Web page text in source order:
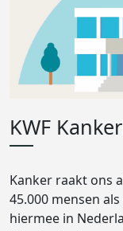
KWF
Kanker raakt ons
45.000 mensen
hiermee in